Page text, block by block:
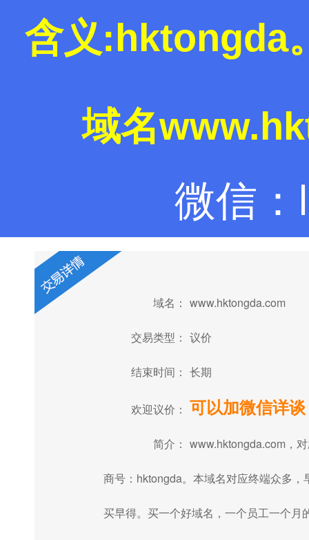
含义:hktongda
域名
微信
域名： www.hktongda.com
交易类型： 议价
结束时间： 长期
欢迎议价： 可以加微信详谈
简介： www.hktongda.com，
商号：hktongda。本域名对应终端众多，
买早得。买一个好域名，一个员工一个月